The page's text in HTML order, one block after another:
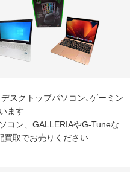
スクトップパソコン､ゲーミン
ます
コン、GALLERIAやG-Tuneな
買取でお売りください